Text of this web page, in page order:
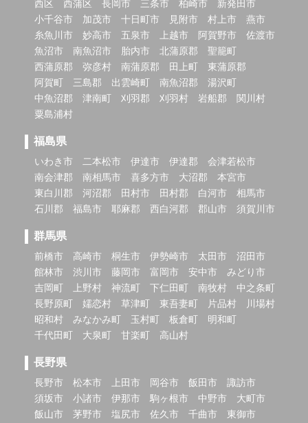
西区
西蒲区 長岡市 三条市 柏崎市
新発田市
小千谷市
加茂市 十日町市 見附市 村上市
燕市
糸魚川市
妙高市 五泉市 上越市 阿賀野市
佐渡市
魚沼市
南魚沼市 胎内市 北蒲原郡
聖籠町
西蒲原郡
弥彦村 南蒲原郡 田上町
東蒲原郡
阿賀町
三島郡 出雲崎町 南魚沼郡
湯沢町
中魚沼郡
津南町 刈羽郡 刈羽村 岩船郡
関川村
粟島浦村
福島県
いわき市 二本松市 伊達市 伊達郡
会津若松市
南会津郡
南相馬市 喜多方市 大沼郡
本宮市
東白川郡
河沼郡 田村市 田村郡 白河市
相馬市
石川郡
福島市 耶麻郡 西白河郡 郡山市 須賀川市
群馬県
前橋市 高崎市 桐生市 伊勢崎市 太田市
沼田市
館林市
渋川市 藤岡市 富岡市 安中市
みどり市
吉岡町
上野村 神流町 下仁田町 南牧村
中之条町
長野原町
嬬恋村 草津町 東吾妻町 片品村
川場村
昭和村
みなかみ町 玉村町 板倉町
明和町
千代田町
大泉町 甘楽町 高山村
長野県
長野市 松本市 上田市 岡谷市 飯田市
諏訪市
須坂市
小諸市 伊那市 駒ヶ根市 中野市
大町市
飯山市
茅野市 塩尻市 佐久市 千曲市
東御市